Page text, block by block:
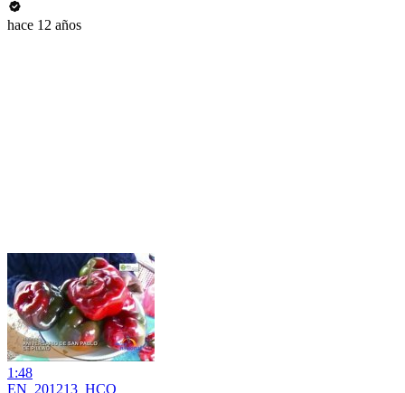
hace 12 años
1:48
EN_201213_HCO